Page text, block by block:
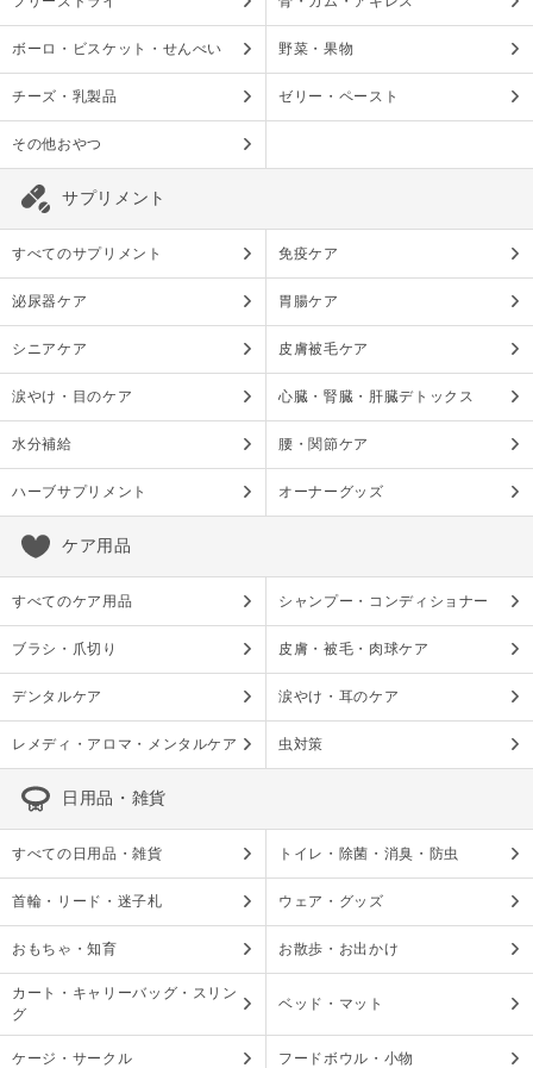
ボーロ・ビスケット・せんべい 野菜・果物
チーズ・乳製品 ゼリー・ペースト
その他おやつ
サプリメント
すべてのサプリメント 免疫ケア
泌尿器ケア 胃腸ケア
シニアケア 皮膚被毛ケア
涙やけ・目のケア 心臓・腎臓・肝臓デトックス
水分補給 腰・関節ケア
ハーブサプリメント オーナーグッズ
ケア用品
すべてのケア用品 シャンプー・コンディショナー
ブラシ・爪切り 皮膚・被毛・肉球ケア
デンタルケア 涙やけ・耳のケア
レメディ・アロマ・メンタルケア 虫対策
日用品・雑貨
すべての日用品・雑貨 トイレ・除菌・消臭・防虫
首輪・リード・迷子札 ウェア・グッズ
おもちゃ・知育 お散歩・お出かけ
カート・キャリーバッグ・スリン
グ
ベッド・マット
ケージ・サークル フードボウル・小物